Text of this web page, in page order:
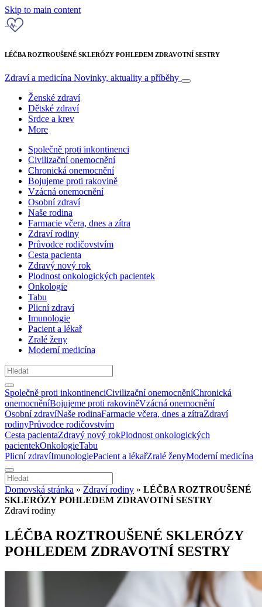
Skip to main content
LÉČBA ROZTROUŠENÉ SKLERÓZY POHLEDEM ZDRAVOTNÍ SESTRY
Zdraví a medicína Novinky, aktuality a příběhy
Ženské zdraví
Dětské zdraví
Srdce a krev
More
Společně proti inkontinenci
Civilizační onemocnění
Chronická onemocnění
Bojujeme proti rakovině
Vzácná onemocnění
Osobní zdraví
Naše rodina
Farmacie včera, dnes a zítra
Zdraví rodiny
Průvodce rodičovstvím
Cesta pacienta
Zdravý nový rok
Plodnost onkologických pacientek
Onkologie
Tabu
Plicní zdraví
Imunologie
Pacient a lékař
Zralé ženy
Moderní medicína
Společně proti inkontinenciCivilizační onemocněníChronická
onemocněníBojujeme proti rakoviněVzácná onemocnění
Osobní zdravíNaše rodinaFarmacie včera, dnes a zítraZdraví
rodinyPrůvodce rodičovstvím
Cesta pacientaZdravý nový rokPlodnost onkologických
pacientekOnkologieTabu
Plicní zdravíImunologiePacient a lékařZralé ženyModerní medicína
Domovská stránka » Zdraví rodiny » LÉČBA ROZTROUŠENÉ
SKLERÓZY POHLEDEM ZDRAVOTNÍ SESTRY
Zdraví rodiny
LÉČBA ROZTROUŠENÉ SKLERÓZY
POHLEDEM ZDRAVOTNÍ SESTRY